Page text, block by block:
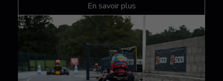
En savoir plus